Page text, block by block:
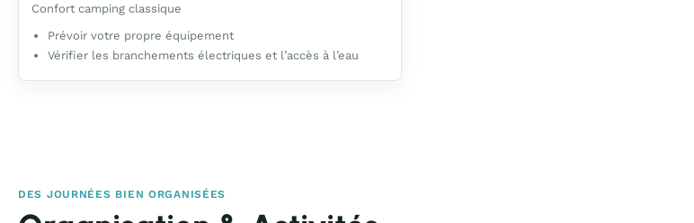
Confort camping classique
Prévoir votre propre équipement
Vérifier les branchements électriques et l’accès à l’eau
DES JOURNÉES BIEN ORGANISÉES